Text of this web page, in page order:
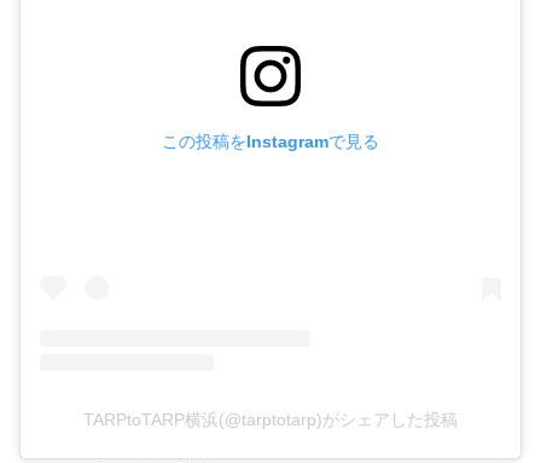
この投稿をInstagramで見る
TARPtoTARP横浜(@tarptotarp)がシェアした投稿